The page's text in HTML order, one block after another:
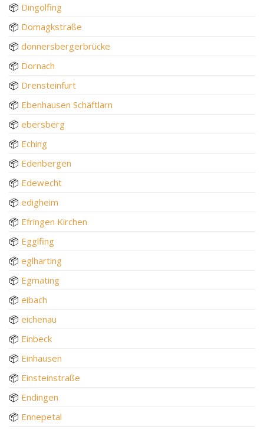
📦 Dingolfing
📦 Domagkstraße
📦 donnersbergerbrücke
📦 Dornach
📦 Drensteinfurt
📦 Ebenhausen Schäftlarn
📦 ebersberg
📦 Eching
📦 Edenbergen
📦 Edewecht
📦 edigheim
📦 Efringen Kirchen
📦 Egglfing
📦 eglharting
📦 Egmating
📦 eibach
📦 eichenau
📦 Einbeck
📦 Einhausen
📦 Einsteinstraße
📦 Endingen
📦 Ennepetal